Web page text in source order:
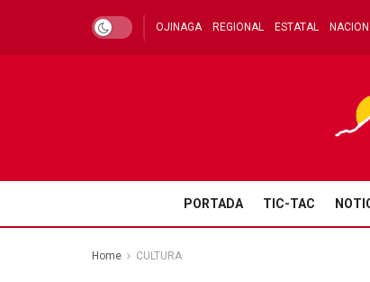
OJINAGA REGIONAL ESTATAL
PORTADA TIC-TAC
Home CULTURA